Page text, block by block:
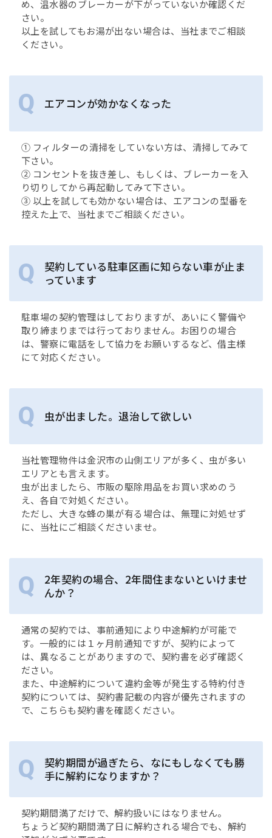
め、温水器のブレーカーが下がっていないか確認くだ
さい。
以上を試してもお湯が出ない場合は、当社までご相談
ください。
エアコンが効かなくなった
① フィルターの清掃をしていない方は、清掃してみて
下さい。
② コンセントを抜き差し、もしくは、ブレーカーを入
り切りしてから再起動してみて下さい。
③ 以上を試しても効かない場合は、エアコンの型番を
控えた上で、当社までご相談ください。
契約している駐車区画に知らない車が止ま
っています
駐車場の契約管理はしておりますが、あいにく警備や
取り締まりまでは行っておりません。お困りの場合
は、警察に電話をして協力をお願いするなど、借主様
にて対応ください。
虫が出ました。退治して欲しい
当社管理物件は金沢市の山側エリアが多く、虫が多い
エリアとも言えます。
虫が出ましたら、市販の駆除用品をお買い求めのう
え、各自で対処ください。
ただし、大きな蜂の巣が有る場合は、無理に対処せず
に、当社にご相談くださいませ。
2年契約の場合、2年間住まないといけませ
んか？
通常の契約では、事前通知により中途解約が可能で
す。一般的には１ヶ月前通知ですが、契約によって
は、異なることがありますので、契約書を必ず確認く
ださい。
また、中途解約について違約金等が発生する特約付き
契約については、契約書記載の内容が優先されますの
で、こちらも契約書を確認ください。
契約期間が過ぎたら、なにもしなくても勝
手に解約になりますか？
契約期間満了だけで、解約扱いにはなりません。
ちょうど契約期間満了日に解約される場合でも、解約